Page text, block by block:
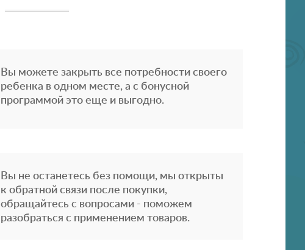
Вы можете закрыть все потребности своего
ребенка в одном месте, а с бонусной
программой это еще и выгодно.
Вы не останетесь без помощи, мы открыты
к обратной связи после покупки,
обращайтесь с вопросами - поможем
разобраться с применением товаров.